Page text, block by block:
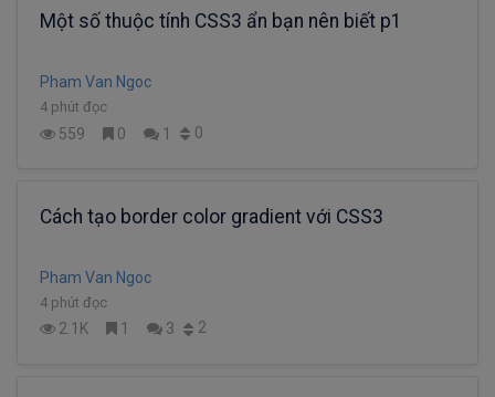
Một số thuộc tính CSS3 ẩn bạn nên biết p1
Pham Van Ngoc
4 phút đọc
559 0 1 0
Cách tạo border color gradient với CSS3
Pham Van Ngoc
4 phút đọc
2.1K 1 3 2